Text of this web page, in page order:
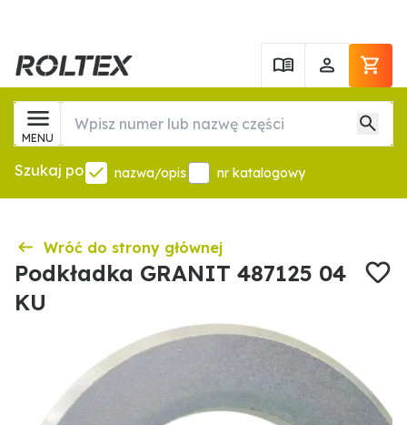
MENU
Szukaj po nazwa/opis nr katalogowy
Wróć do strony głównej
Podkładka GRANIT 487125 04
KU